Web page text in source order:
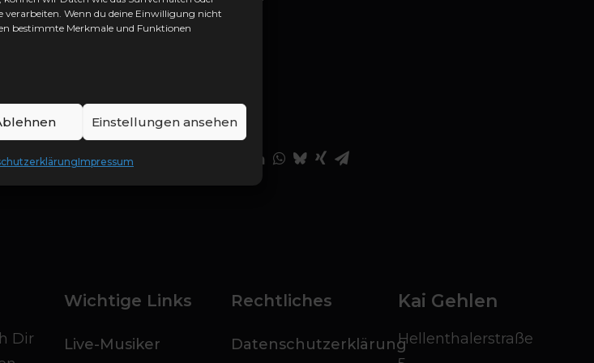
verarbeiten. Wenn du deine Einwilligung nicht
bestimmte Merkmale und Funktionen
Einstellungen ansehen
Impressum
Dir
Wichtige Links
Live-Musiker
Rechtliches
Datenschutzerklärung
Kai Gehlen
Hellenthalerstraße